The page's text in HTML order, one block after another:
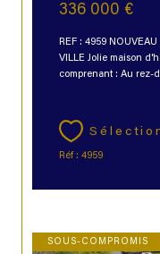
336 000 €
REF : 4959
VILLE Jolie maison
comprenant : Au rez-
Réf : 4959
SOUS-COMPROMIS